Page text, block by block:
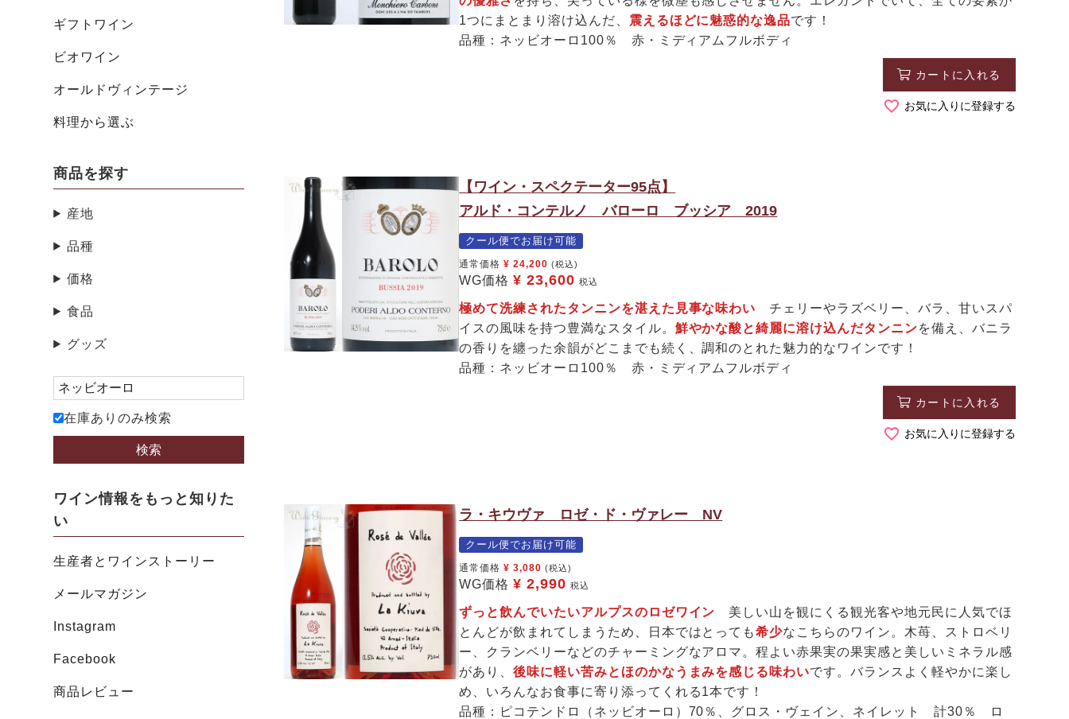
ギフトワイン
ビオワイン
オールドヴィンテージ
料理から選ぶ
商品を探す
産地
品種
価格
食品
グッズ
在庫ありのみ検索
検索
ワイン情報をもっと知りた
い
生産者とワインストーリー
メールマガジン
Instagram
Facebook
商品レビュー
1つにまとまり溶け込んだ、 震えるほどに魅惑的な逸品です！
品種：ネッビオーロ100％ 赤・ミディアムフルボディ
カートに入れる
お気に入りに登録する
【ワイン・スペクテーター95点】
アルド・コンテルノ バローロ ブッシア 2019
クール便でお届け可能
通常価格 ¥ 24,200 (税込)
WG価格 ¥ 23,600 税込
極めて洗練されたタンニンを湛えた見事な味わいチェリーやラズベリー、バラ、甘いスパ
イスの風味を持つ豊満なスタイル。 鮮やかな酸と綺麗に溶け込んだタンニンを備え、バニラ
の香りを纏った余韻がどこまでも続く、調和のとれた魅力的なワインです！
品種：ネッビオーロ100％ 赤・ミディアムフルボディ
カートに入れる
お気に入りに登録する
ラ・キウヴァ ロゼ・ド・ヴァレー NV
クール便でお届け可能
通常価格 ¥ 3,080 (税込)
WG価格 ¥ 2,990 税込
ずっと飲んでいたいアルプスのロゼワイン 美しい山を観にくる観光客や地元民に人気でほ
とんどが飲まれてしまうため、日本ではとっても希少なこちらのワイン。木苺、ストロベリ
ー、クランベリーなどのチャーミングなアロマ。程よい赤果実の果実感と美しいミネラル感
があり、後味に軽い苦みとほのかなうまみを感じる味わいです。バランスよく軽やかに楽し
め、いろんなお食事に寄り添ってくれる1本です！
品種：ピコテンドロ（ネッビオーロ）70％、グロス・ヴェイン、ネイレット 計30％ ロ